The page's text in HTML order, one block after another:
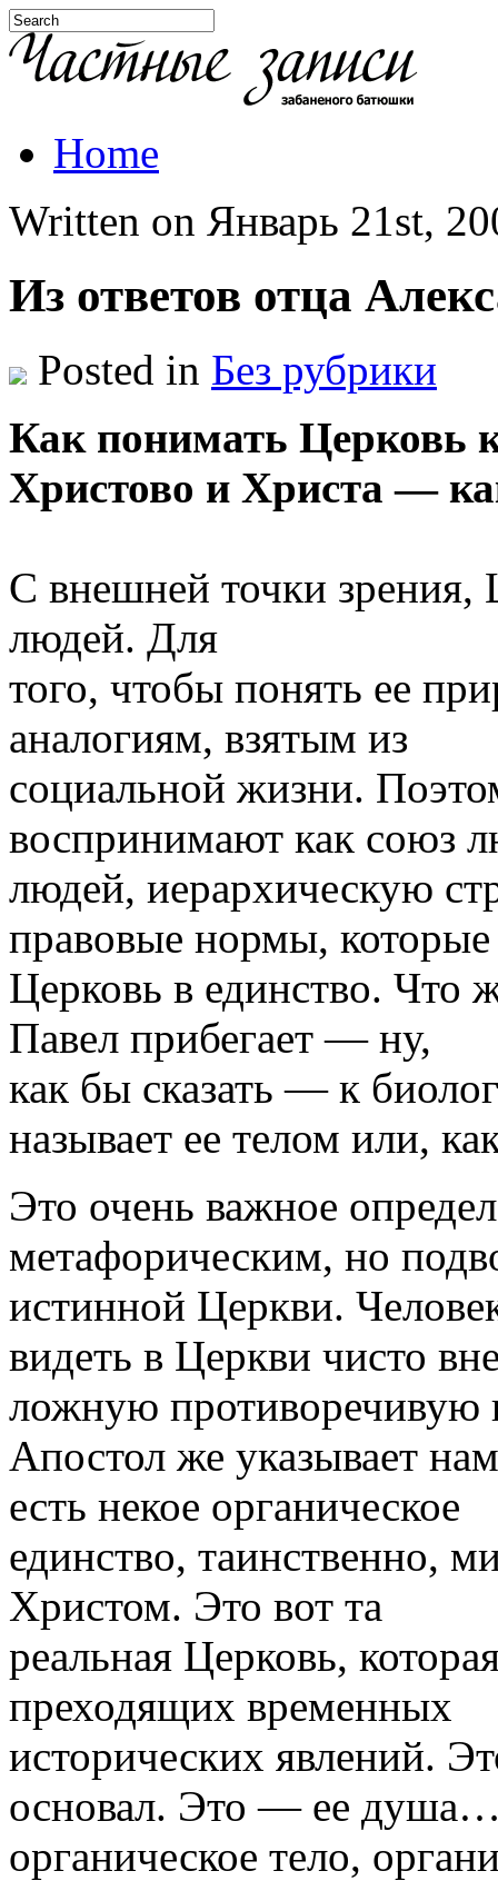
Home
Written on Январь 21st,
Из ответов отца
Posted in Без рубрики
Как понимать Церковь
Христово и Христа —
С внешней точки зрения,
людей. Для
того, чтобы понять ее
аналогиям, взятым из
социальной жизни.
воспринимают как союз
людей, иерархическую
правовые нормы, которые
Церковь в единство. Что
Павел прибегает — ну,
как бы сказать — к
называет ее телом или,
Это очень важное
метафорическим, но
истинной Церкви.
видеть в Церкви чисто
ложную противоречивую
Апостол же указывает
есть некое органическое
единство, таинственно,
Хрис­том. Это вот та
реальная Церковь,
преходящих временных
исторических явлений.
основал. Это — ее
органическое тело,